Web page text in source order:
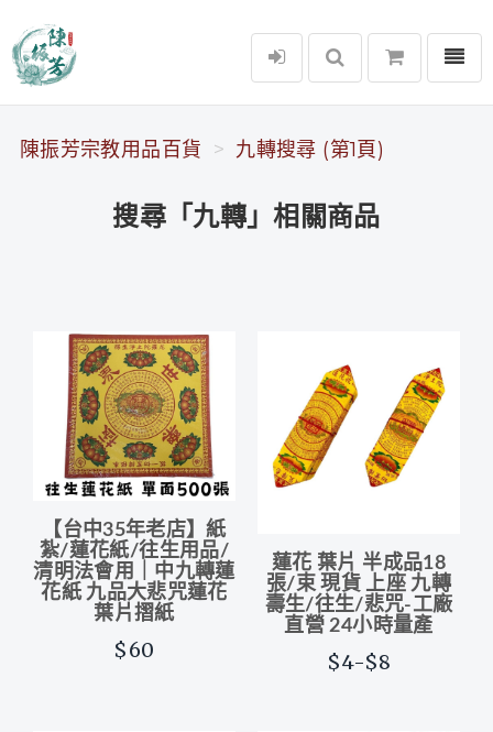
陳振芳宗教用品百貨
選單
陳振芳宗教用品百貨 九轉搜尋 (第1頁)
搜尋「九轉」相關商品
【台中35年老店】紙
紮/蓮花紙/往生用品/
清明法會用｜中九轉蓮
花紙 九品大悲咒蓮花
葉片摺紙
$60
蓮花 葉片 半成品18
張/束 現貨 上座 九轉
壽生/往生/悲咒-工廠
直營 24小時量產
$4-$8